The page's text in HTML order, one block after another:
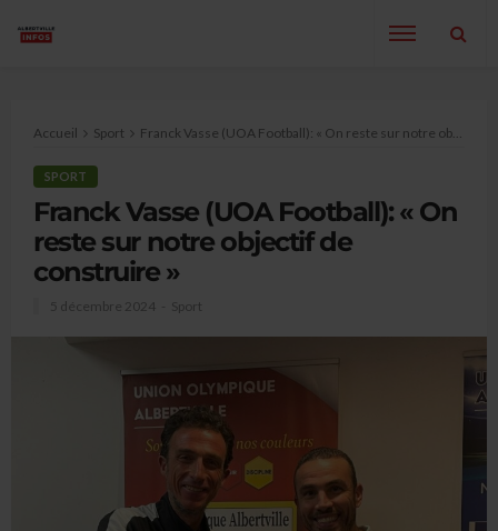
Accueil Sport Franck Vasse (UOA Football): « On reste sur notre objectif de construire »
SPORT
Franck Vasse (UOA Football): « On
reste sur notre objectif de
construire »
5 décembre 2024 Sport